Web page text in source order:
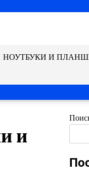
НОУТБУКИ И
и